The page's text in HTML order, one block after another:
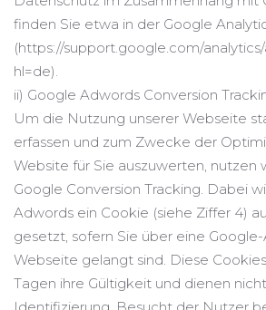
finden Sie etwa in der Google
(https://support.google.com/
hl=de).
ii) Google Adwords Conversion
Um die Nutzung unserer Webseite
erfassen und zum Zwecke der
Website für Sie auszuwerten, nutzen
Google Conversion Tracking. Dabei
Adwords ein Cookie (siehe Ziffer 4)
gesetzt, sofern Sie über eine
Webseite gelangt sind. Diese
Tagen ihre Gültigkeit und dienen